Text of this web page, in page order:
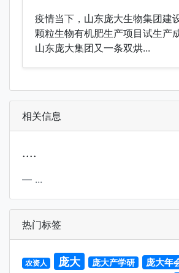
疫情当下，山东庞大生物集团建
颗粒生物有机肥生产项目试生产
山东庞大集团又一条双烘...
相关信息
....
...
热门标签
农资人 庞大 庞大产学研 庞大年